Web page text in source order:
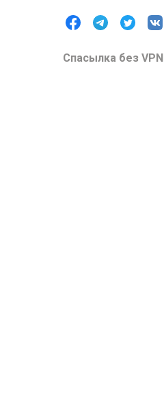
Спасылка без VPN